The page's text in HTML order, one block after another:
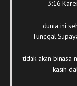
3:16
dunia ini
tidak akan binasa
kasih